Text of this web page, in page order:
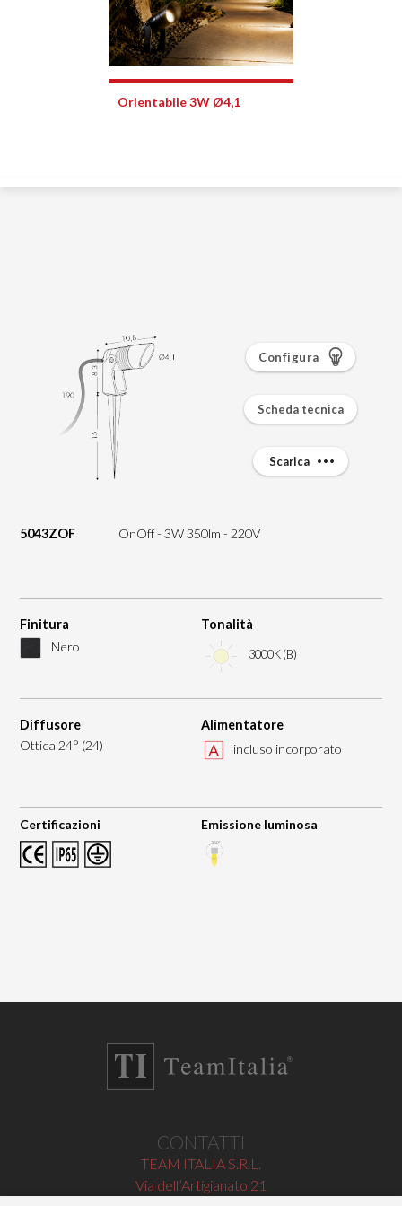
5043ZOF OnOff - 3W 350lm - 220V
Finitura
Nero
Tonalità
3000K (B)
Diffusore
Ottica 24° (24)
Alimentatore
incluso incorporato
Certificazioni Emissione luminosa
Configura
Scheda tecnica
Scarica
CONTATTI
TEAM ITALIA S.R.L.
Via dell’Artigianato 21